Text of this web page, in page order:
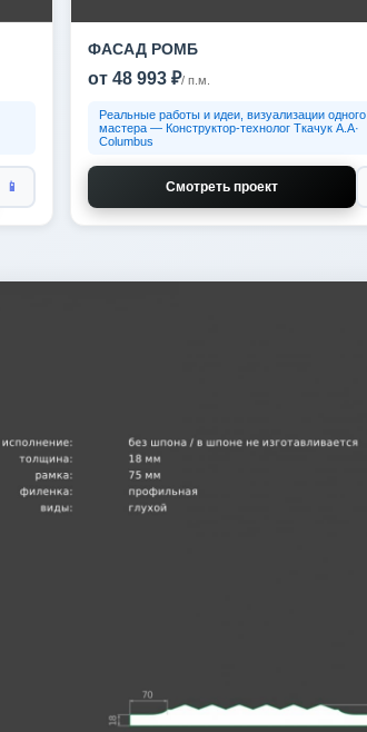
📱
ФАСАД РОМБ
от 48 993 ₽/ п.м.
Реальные работы и идеи, визуализации одного
мастера — Конструктор-технолог Ткачук А.А·
Columbus
Смотреть проект